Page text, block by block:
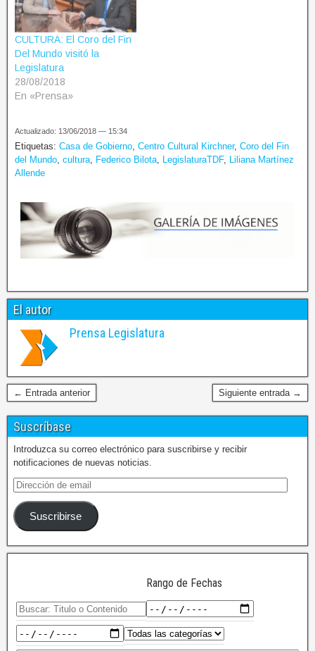
CULTURA: El Coro del Fin
Del Mundo visitó la
Legislatura
28/08/2018
En «Prensa»
Actualizado: 13/06/2018 — 15:34
Etiquetas: Casa de Gobierno Centro Cultural Kirchner, Coro del Fin
del Mundo cultura Federico Bilota LegislaturaTDF, Liliana Martínez
Allende
El autor
Prensa Legislatura
← Entrada anterior Siguiente entrada →
Suscríbase
Introduzca su correo electrónico para suscribirse y recibir
notificaciones de nuevas noticias.
Suscribirse
Rango de Fechas